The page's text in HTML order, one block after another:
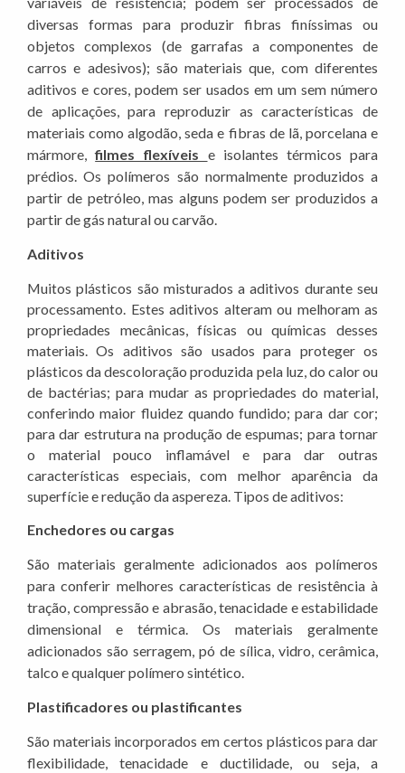
diversas formas para produzir fibras finíssimas ou
objetos complexos (de garrafas a componentes de
carros e adesivos); são materiais que, com diferentes
aditivos e cores, podem ser usados em um sem número
de aplicações, para reproduzir as características de
materiais como algodão, seda e fibras de lã, porcelana e
mármore,filmes flexíveis e isolantes térmicos para
prédios. Os polímeros são normalmente produzidos a
partir de petróleo, mas alguns podem ser produzidos a
partir de gás natural ou carvão.
Aditivos
Muitos plásticos são misturados a aditivos durante seu
processamento. Estes aditivos alteram ou melhoram as
propriedades mecânicas, físicas ou químicas desses
materiais. Os aditivos são usados para proteger os
plásticos da descoloração produzida pela luz, do calor ou
de bactérias; para mudar as propriedades do material,
conferindo maior fluidez quando fundido; para dar cor;
para dar estrutura na produção de espumas; para tornar
o material pouco inflamável e para dar outras
características especiais, com melhor aparência da
superfície e redução da aspereza. Tipos de aditivos:
Enchedores ou cargas
São materiais geralmente adicionados aos polímeros
para conferir melhores características de resistência à
tração, compressão e abrasão, tenacidade e estabilidade
dimensional e térmica. Os materiais geralmente
adicionados são serragem, pó de sílica, vidro, cerâmica,
talco e qualquer polímero sintético.
Plastificadores ou plastificantes
São materiais incorporados em certos plásticos para dar
flexibilidade, tenacidade e ductilidade, ou seja, a